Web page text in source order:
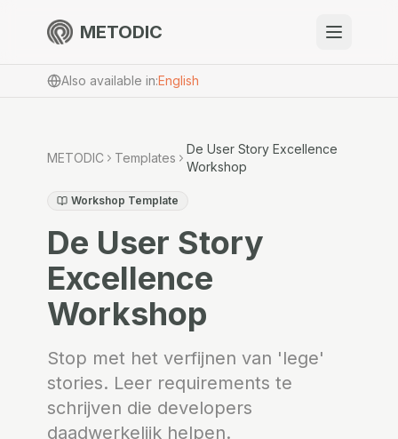
METODIC
When to use
About
EN
Also available in:English
METODIC Templates
De User Story Excellence
Workshop
Workshop Template
De User Story
Excellence
Workshop
Stop met het verfijnen van 'lege'
stories. Leer requirements te
schrijven die developers
daadwerkelijk helpen.